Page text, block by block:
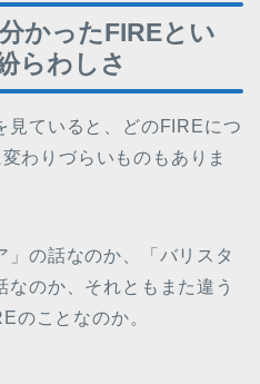
かったFIREとい
らわしさ
見ていると、どのFIREにつ
わりづらいものもありま
」の話なのか、「バリスタ
のか、それともまた違う
のことなのか。